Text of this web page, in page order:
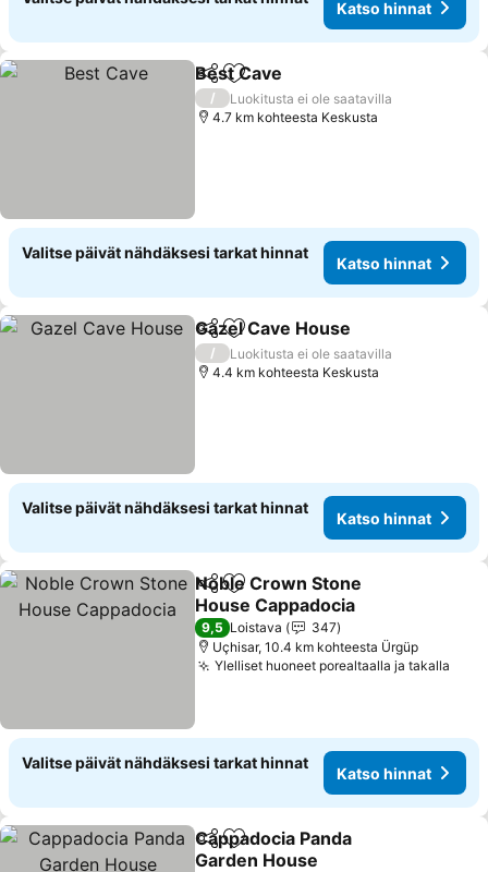
Katso hinnat
Jaa Lisää suosikkeihin
Best Cave
/
Luokitusta ei ole saatavilla
4.7 km kohteesta Keskusta
Valitse päivät nähdäksesi tarkat hinnat
Katso hinnat
Jaa Lisää suosikkeihin
Gazel Cave House
/
Luokitusta ei ole saatavilla
4.4 km kohteesta Keskusta
Valitse päivät nähdäksesi tarkat hinnat
Katso hinnat
Jaa Lisää suosikkeihin
Noble Crown Stone
House Cappadocia
9,5 Loistava
347
Uçhisar, 10.4 km kohteesta Ürgüp
Ylelliset huoneet porealtaalla ja takalla
Valitse päivät nähdäksesi tarkat hinnat
Katso hinnat
Jaa Lisää suosikkeihin
Cappadocia Panda
Garden House